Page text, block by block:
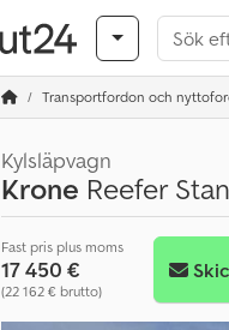
Transportfordon och
Kylsläpvagn
Krone Reefer
Fast pris plus moms
17 450 €
(22 162 € brutto)